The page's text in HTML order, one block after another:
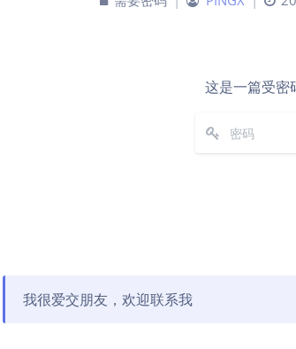
这是一篇受密
我很爱交朋友，欢迎联系我